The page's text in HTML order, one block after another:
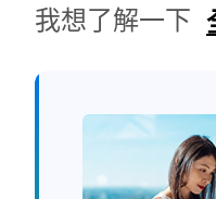
我想了解一下